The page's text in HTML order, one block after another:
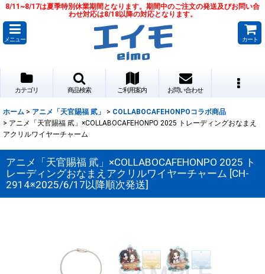
8/11~8/17は夏季特別休業期間となります。期間中のご注文の発送及びお問い合
わせ対応は8/18以降の対応となります。
メニュー カート
カテゴリ 商品検索 ご利用案内 お問い合わせ
ホーム > アニメ「天官賜福 貮」 > COLLABOCAFEHONPOコラボ商品
> アニメ「天官賜福 貮」×COLLABOCAFEHONPO 2025 トレーディングおなまえ
アクリルワイヤーチャーム
アニメ「天官賜福 貮」×COLLABOCAFEHONPO 2025 ト
レーディングおなまえアクリルワイヤーチャーム [CH-
2914※2025/6/17以降順次発送]